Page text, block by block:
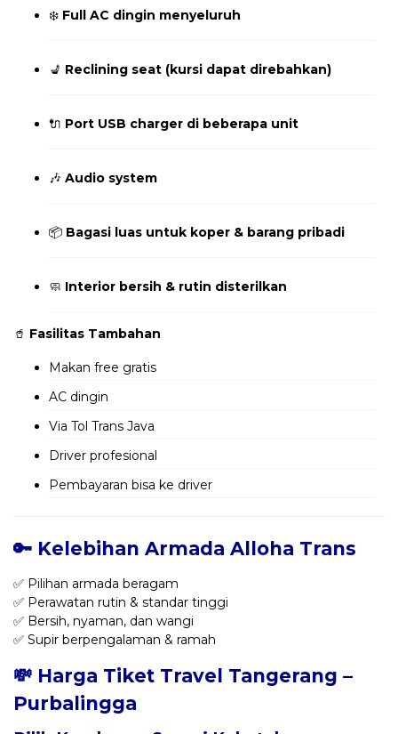
❄️ Full AC dingin menyeluruh
💺 Reclining seat (kursi dapat direbahkan)
🔌 Port USB charger di beberapa unit
🎶 Audio system
📦 Bagasi luas untuk koper & barang pribadi
🧼 Interior bersih & rutin disterilkan
🥤 Fasilitas Tambahan
Makan free gratis
AC dingin
Via Tol Trans Java
Driver profesional
Pembayaran bisa ke driver
🔑 Kelebihan Armada Alloha Trans
✅ Pilihan armada beragam
✅ Perawatan rutin & standar tinggi
✅ Bersih, nyaman, dan wangi
✅ Supir berpengalaman & ramah
💸 Harga Tiket Travel Tangerang –
Purbalingga